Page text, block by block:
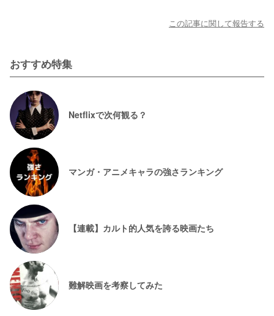
この記事に関して報告する
おすすめ特集
Netflixで次何観る？
マンガ・アニメキャラの強さランキング
【連載】カルト的人気を誇る映画たち
難解映画を考察してみた